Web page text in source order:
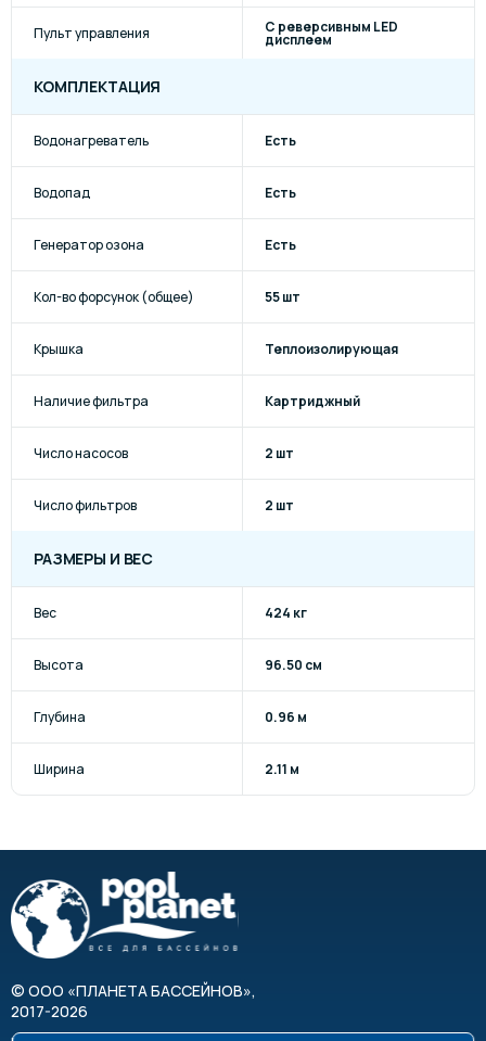
Пульт управления С реверсивным LED
дисплеем
КОМПЛЕКТАЦИЯ
Водонагреватель Есть
Водопад Есть
Генератор озона Есть
Кол-во форсунок (общее) 55 шт
Крышка Теплоизолирующая
Наличие фильтра Картриджный
Число насосов 2 шт
Число фильтров 2 шт
РАЗМЕРЫ И ВЕС
Вес 424 кг
Высота 96.50 см
Глубина 0.96 м
Ширина 2.11 м
© ООО «ПЛАНЕТА БАССЕЙНОВ»,
2017-2026